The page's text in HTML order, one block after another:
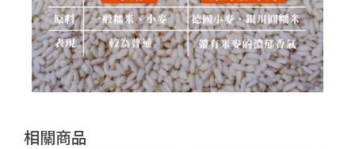
相關商品